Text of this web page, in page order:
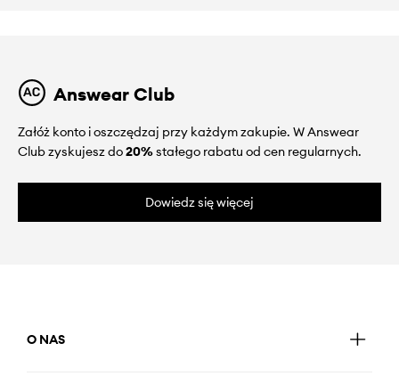
Answear Club
Załóż konto i oszczędzaj przy każdym zakupie. W Answear
Club zyskujesz do20%stałego rabatu od cen regularnych.
Dowiedz się więcej
O NAS